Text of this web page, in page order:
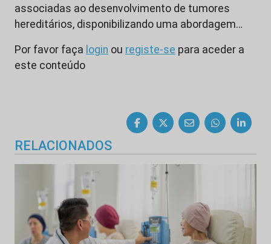
associadas ao desenvolvimento de tumores
hereditários, disponibilizando uma abordagem…
Por favor faça login ou registe-se para aceder a
este conteúdo
RELACIONADOS